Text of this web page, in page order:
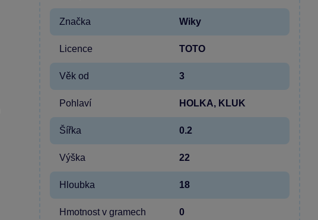
Značka Wiky
Licence TOTO
Věk od 3
Pohlaví HOLKA, KLUK
Šířka 0.2
Výška 22
Hloubka 18
Hmotnost v gramech 0